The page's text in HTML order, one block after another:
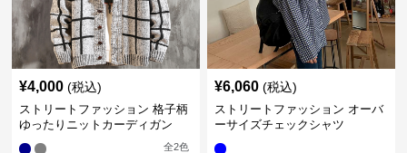
¥4,000 (税込)
ストリートファッション 格子柄
ゆったりニットカーディガン
全2色
¥6,060 (税込)
ストリートファッション オーバ
ーサイズチェックシャツ